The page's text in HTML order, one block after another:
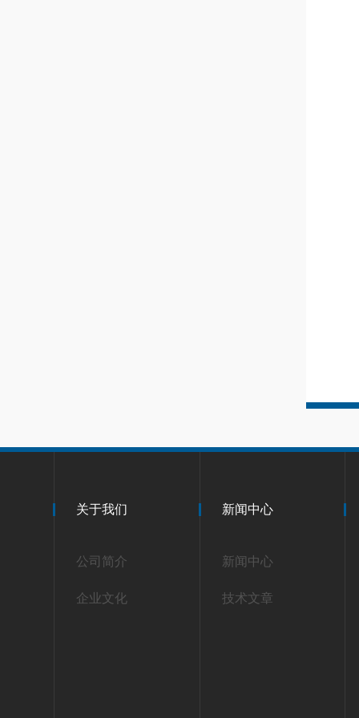
关于我们
公司简介
企业文化
新闻中心
新闻中心
技术文章